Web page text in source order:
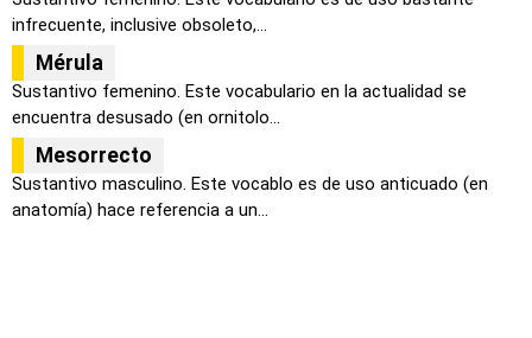
infrecuente, inclusive obsoleto,...
Mérula
Sustantivo femenino. Este vocabulario en la actualidad se
encuentra desusado (en ornitolo...
Mesorrecto
Sustantivo masculino. Este vocablo es de uso anticuado (en
anatomía) hace referencia a un...